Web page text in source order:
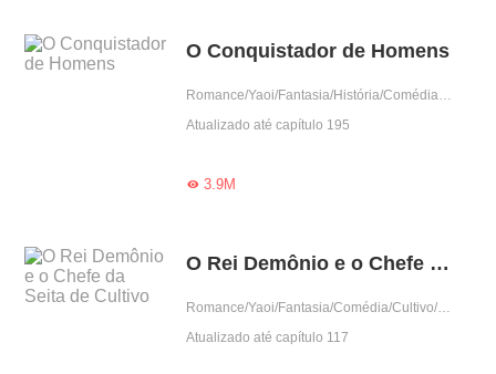
O Conquistador de Homens
Romance/Yaoi/Fantasia/História/Comédia/Viagem no tempo/BL/Harém
Atualizado até capítulo 195
3.9M
O Rei Demônio e o Chefe da Seita de Cultivo
Romance/Yaoi/Fantasia/Comédia/Cultivo/BL/LGBT
Atualizado até capítulo 117